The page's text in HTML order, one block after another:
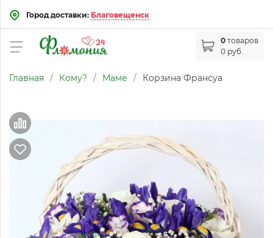
Город доставки: Благовещенск
0 товаров
0 руб.
Главная / Кому? / Маме / Корзина Франсуа